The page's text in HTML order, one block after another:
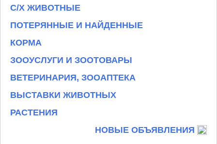
С/Х ЖИВОТНЫЕ
ПОТЕРЯННЫЕ И НАЙДЕННЫЕ
КОРМА
ЗООУСЛУГИ И ЗООТОВАРЫ
ВЕТЕРИНАРИЯ, ЗООАПТЕКА
ВЫСТАВКИ ЖИВОТНЫХ
РАСТЕНИЯ
НОВЫЕ ОБЪЯВЛЕНИЯ